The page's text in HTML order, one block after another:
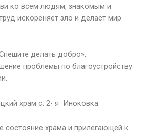
ко всем людям, знакомым и
искореняет зло и делает мир
делать добро»,
проблемы по благоустройству
храм с. 2- я Иноковка.
состояние храма и прилегающей к